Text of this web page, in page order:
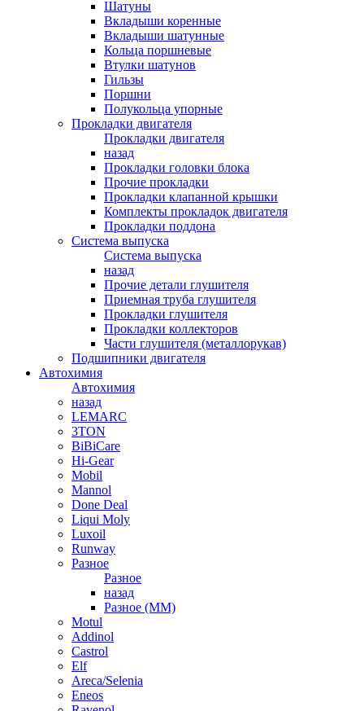
Шатуны
Вкладыши коренные
Вкладыши шатунные
Кольца поршневые
Втулки шатунов
Гильзы
Поршни
Полукольца упорные
Прокладки двигателя
Прокладки двигателя
назад
Прокладки головки блока
Прочие прокладки
Прокладки клапанной крышки
Комплекты прокладок двигателя
Прокладки поддона
Система выпуска
Система выпуска
назад
Прочие детали глушителя
Приемная труба глушителя
Прокладки глушителя
Прокладки коллекторов
Части глушителя (металлорукав)
Подшипники двигателя
Автохимия
Автохимия
назад
LEMARC
3TON
BiBiCare
Hi-Gear
Mobil
Mannol
Done Deal
Liqui Moly
Luxoil
Runway
Разное
Разное
назад
Разное (ММ)
Motul
Addinol
Castrol
Elf
Areca/Selenia
Eneos